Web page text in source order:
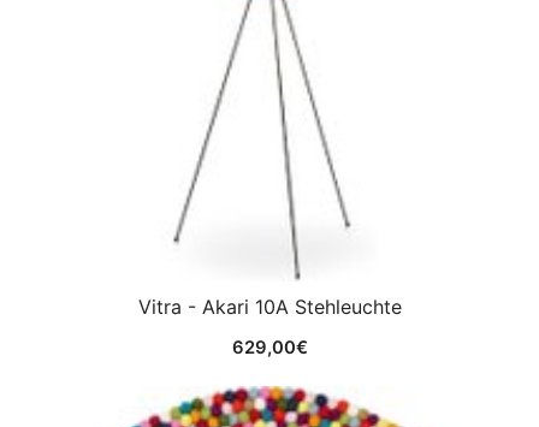
Vitra - Akari 10A Stehleuchte
629,00€